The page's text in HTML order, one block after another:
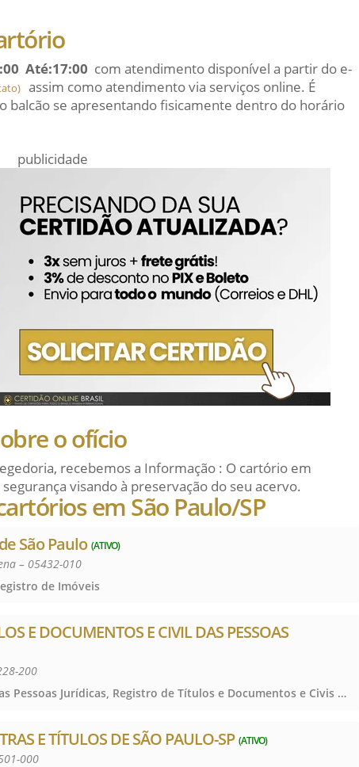
Até:17:00 com atendimento disponível a partir do e-
assim como atendimento via serviços online. É
se apresentando fisicamente dentro do horário
publicidade
o ofício
recebemos a Informação : O cartório em
visando à preservação do seu acervo.
em São Paulo/SP
São Paulo (ATIVO)
– 05432-010
de Imóveis
E DOCUMENTOS E CIVIL DAS PESSOAS
200
Registro de Títulos e Documentos e Civis das Pessoas Jurídicas, Registro de Títulos e Documentos e Civis das Pessoas Jurídicas, Registro de Títulos e Documentos e Civis das Pessoas Jurídicas
E TÍTULOS DE SÃO PAULO-SP (ATIVO)
000